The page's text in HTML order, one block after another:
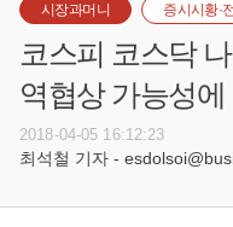
시장과머니 증시시황·
코스피 코스닥
역협상 가능성에
2018-04-05 16:12:23
최석철 기자 -